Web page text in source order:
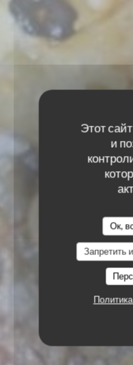
Этот
и
Ок,
Запретить